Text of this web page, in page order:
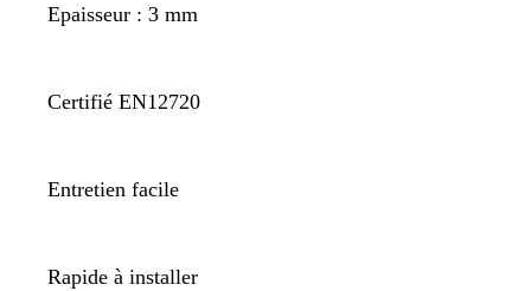
Epaisseur : 3 mm
Certifié EN12720
Entretien facile
Rapide à installer